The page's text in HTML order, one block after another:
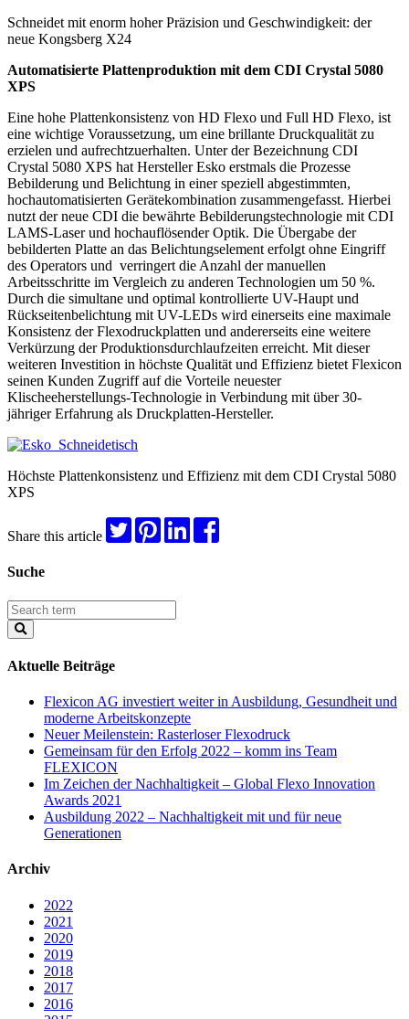
Schneidet mit enorm hoher Präzision und Geschwindigkeit: der
neue Kongsberg X24
Automatisierte Plattenproduktion mit dem CDI Crystal 5080
XPS
Eine hohe Plattenkonsistenz von HD Flexo und Full HD Flexo, ist
eine wichtige Voraussetzung, um eine brillante Druckqualität zu
erzielen und aufrechtzuerhalten. Unter der Bezeichnung CDI
Crystal 5080 XPS hat Hersteller Esko erstmals die Prozesse
Bebilderung und Belichtung in einer speziell abgestimmten,
hochautomatisierten Gerätekombination zusammengefasst. Hierbei
nutzt der neue CDI die bewährte Bebilderungstechnologie mit CDI
LAMS-Laser und hochauflösender Optik. Die Übergabe der
bebilderten Platte an das Belichtungselement erfolgt ohne Eingriff
des Operators und verringert die Anzahl der manuellen
Arbeitsschritte im Vergleich zu anderen Technologien um 50 %.
Durch die simultane und optimal kontrollierte UV-Haupt und
Rückseitenbelichtung mit UV-LEDs wird einerseits eine maximale
Konsistenz der Flexodruckplatten und andererseits eine weitere
Verkürzung der Produktionsdurchlaufzeiten erreicht. Mit dieser
weiteren Investition in höchste Qualität und Effizienz bietet Flexicon
seinen Kunden Zugriff auf die Vorteile neuester
Klischeeherstellungs-Technologie in Verbindung mit über 30-
jähriger Erfahrung als Druckplatten-Hersteller.
Höchste Plattenkonsistenz und Effizienz mit dem CDI Crystal 5080
XPS
Share this article
Suche
Aktuelle Beiträge
Flexicon AG investiert weiter in Ausbildung, Gesundheit und
moderne Arbeitskonzepte
Neuer Meilenstein: Rasterloser Flexodruck
Gemeinsam für den Erfolg 2022 – komm ins Team
FLEXICON
Im Zeichen der Nachhaltigkeit – Global Flexo Innovation
Awards 2021
Ausbildung 2022 – Nachhaltigkeit mit und für neue
Generationen
Archiv
2022
2021
2020
2019
2018
2017
2016